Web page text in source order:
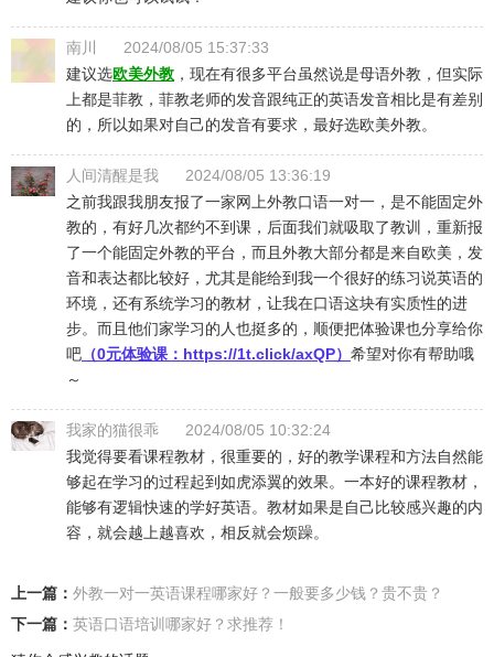
南川
2024/08/05 15:37:33
建议选欧美外教 ，现在有很多平台虽然说是母语外教，但实际
上都是菲教，菲教老师的发音跟纯正的英语发音相比是有差别
的，所以如果对自己的发音有要求，最好选欧美外教。
人间清醒是我
2024/08/05 13:36:19
之前我跟我朋友报了一家网上外教口语一对一，是不能固定外
教的，有好几次都约不到课，后面我们就吸取了教训，重新报
了一个能固定外教的平台，而且外教大部分都是来自欧美，发
音和表达都比较好，尤其是能给到我一个很好的练习说英语的
环境，还有系统学习的教材，让我在口语这块有实质性的进
步。而且他们家学习的人也挺多的，顺便把体验课也分享给你
吧 （0元体验课： https://1t.click/axQP） 希望对你有帮助哦
～
我家的猫很乖
2024/08/05 10:32:24
我觉得要看课程教材，很重要的，好的教学课程和方法自然能
够起在学习的过程起到如虎添翼的效果。一本好的课程教材，
能够有逻辑快速的学好英语。教材如果是自己比较感兴趣的内
容，就会越上越喜欢，相反就会烦躁。
上一篇： ​外教一对一英语课程哪家好？一般要多少钱？贵不贵？
下一篇： 英语口语培训哪家好？求推荐！